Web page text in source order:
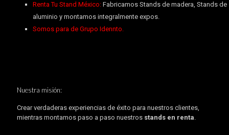
Renta Tu Stand México:Fabricamos Stands de madera, Stands de
aluminio y montamos integralmente expos.
Somos para de Grupo Idennto.
Nuestra misión:
Crear verdaderas experiencias de éxito para nuestros clientes,
mientras montamos paso a paso nuestros stands en renta.